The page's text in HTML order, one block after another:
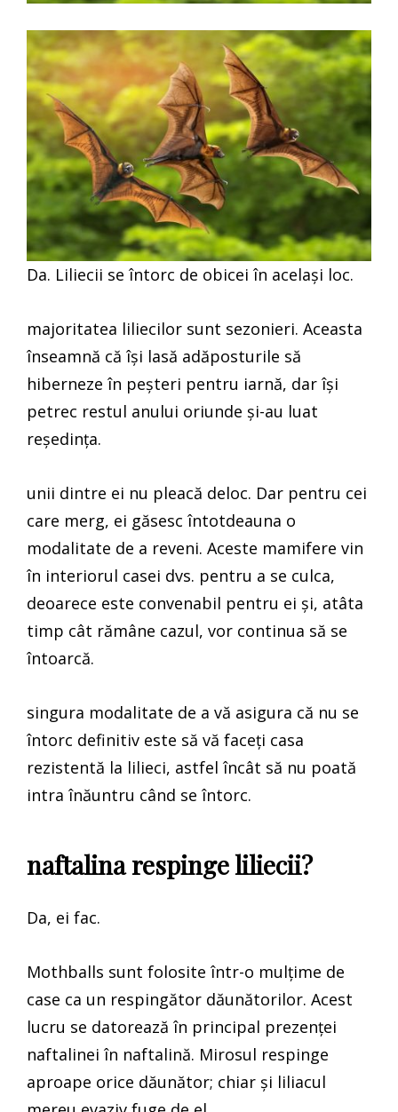
Da. Liliecii se întorc de obicei în același loc.
majoritatea liliecilor sunt sezonieri. Aceasta
înseamnă că își lasă adăposturile să
hiberneze în peșteri pentru iarnă, dar își
petrec restul anului oriunde și-au luat
reședința.
unii dintre ei nu pleacă deloc. Dar pentru cei
care merg, ei găsesc întotdeauna o
modalitate de a reveni. Aceste mamifere vin
în interiorul casei dvs. pentru a se culca,
deoarece este convenabil pentru ei și, atâta
timp cât rămâne cazul, vor continua să se
întoarcă.
singura modalitate de a vă asigura că nu se
întorc definitiv este să vă faceți casa
rezistentă la lilieci, astfel încât să nu poată
intra înăuntru când se întorc.
naftalina respinge liliecii?
Da, ei fac.
Mothballs sunt folosite într-o mulțime de
case ca un respingător dăunătorilor. Acest
lucru se datorează în principal prezenței
naftalinei în naftalină. Mirosul respinge
aproape orice dăunător; chiar și liliacul